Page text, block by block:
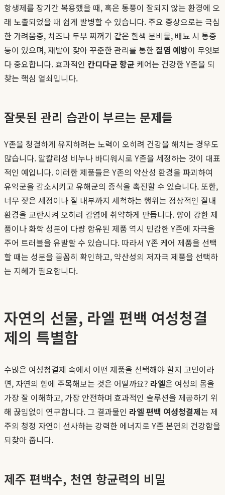
항생제를 장기간 복용했을 때, 혹은 통풍이 잘되지 않는 환경에 오
래 노출되었을 때 쉽게 발병할 수 있습니다. 주요 증상으로는 극심
한 가려움증, 치즈나 두부 찌꺼기 같은 흰색 분비물, 배뇨 시 통증
등이 있으며, 재발이 잦아 꾸준한 관리를 통한 질염 예방이 무엇보
다 중요합니다. 효과적인 칸디다균 항균 케어는 건강한 Y존을 되
찾는 핵심 열쇠입니다.
잘못된 관리 습관이 부르는 문제들
Y존을 청결하게 유지하려는 노력이 오히려 건강을 해치는 경우도
많습니다. 알칼리성 비누나 바디워시로 Y존을 세정하는 것이 대표
적인 예입니다. 이러한 제품들은 Y존의 약산성 환경을 파괴하여
유익균을 감소시키고 유해균의 증식을 촉진할 수 있습니다. 또한,
너무 잦은 세정이나 질 내부까지 세척하는 행위는 정상적인 질내
환경을 교란시켜 오히려 감염에 취약하게 만듭니다. 향이 강한 제
품이나 화학 성분이 다량 함유된 제품 역시 민감한 Y존에 자극을
주어 트러블을 유발할 수 있습니다. 따라서 Y존 케어 제품을 선택
할 때는 성분을 꼼꼼히 확인하고, 약산성의 저자극 제품을 선택하
는 지혜가 필요합니다.
자연의 선물, 라엘 편백 여성청결
제의 특별함
수많은 여성청결제 속에서 어떤 제품을 선택해야 할지 고민이라
면, 자연의 힘에 주목해보는 것은 어떨까요? 라엘은 여성의 몸을
가장 잘 이해하고, 가장 안전하며 효과적인 솔루션을 제공하기 위
해 끊임없이 연구합니다. 그 결과물인 라엘 편백 여성청결제는 제
주의 청정 자연이 선사하는 강력한 에너지로 Y존 본연의 건강함을
되찾아 줍니다.
제주 편백수, 천연 항균력의 비밀